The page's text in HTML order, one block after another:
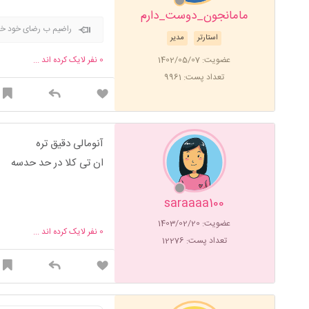
مامانجون_دوست_دارم
مدیر استارتر
عضویت: 1402/05/07
تعداد پست: 9961
راضیم ب رضای خود
0 نفر لایک کرده اند ...
saraaaa100
عضویت: 1403/02/20
تعداد پست: 12276
آنومالی دقیق تره
ان تی کلا در حد حدسه
0 نفر لایک کرده اند ...